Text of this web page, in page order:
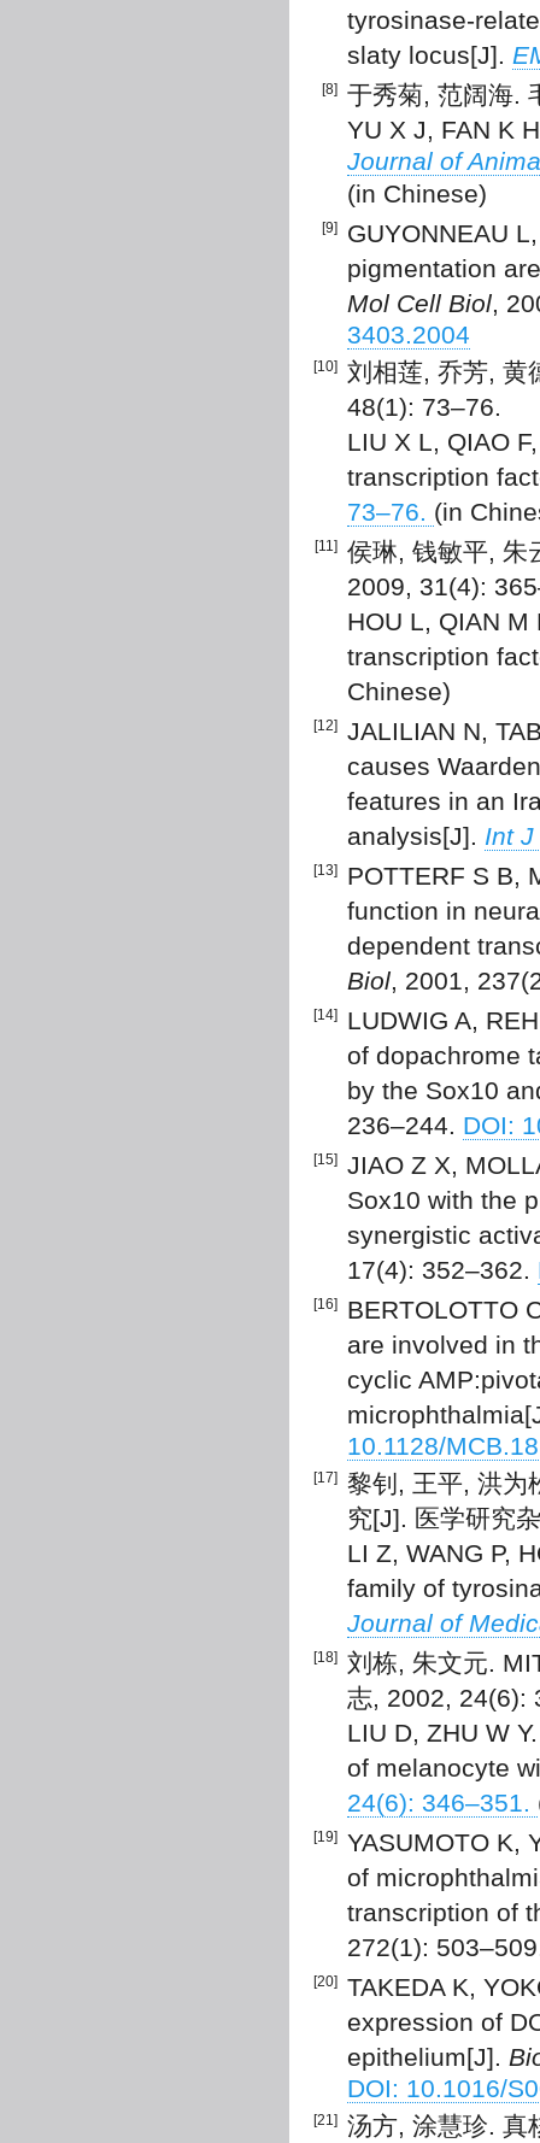
tyrosinase-
slaty locus[J].
[8]
于秀菊, 范阔海.
YU X J, FAN K
Journal of
(in Chinese)
[9]
GUYONNEAU
pigmentation
Mol Cell Biol,
3403.2004
[10]
刘相莲, 乔芳, 黄
48(1): 73–76.
LIU X L, QIAO
transcription
73–76. (in
[11]
侯琳, 钱敏平, 朱
2009, 31(4):
HOU L, QIAN
transcription
Chinese)
[12]
JALILIAN N,
causes
features in an
analysis[J]. Int
[13]
POTTERF S B,
function in
dependent
Biol, 2001,
[14]
LUDWIG A,
of dopachrome
by the Sox10
236–244. DOI:
[15]
JIAO Z X,
Sox10 with the
synergistic
17(4): 352–362.
[16]
BERTOLOTTO
are involved in
cyclic
10.1128/
[17]
黎钊, 王平, 洪为
究[J]. 医学研究
LI Z, WANG P,
family of
Journal of
[18]
刘栋, 朱文元.
志, 2002, 24(6):
LIU D, ZHU W
of melanocyte
24(6): 346–351.
[19]
YASUMOTO K,
of
transcription of
272(1):
[20]
TAKEDA K,
expression of
epithelium[J].
DOI: 10.1016/
[21] 汤方, 涂慧珍. 真